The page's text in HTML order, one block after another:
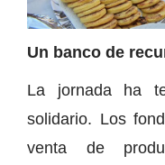
Un banco de
La jornada ha
solidario. Los
venta de